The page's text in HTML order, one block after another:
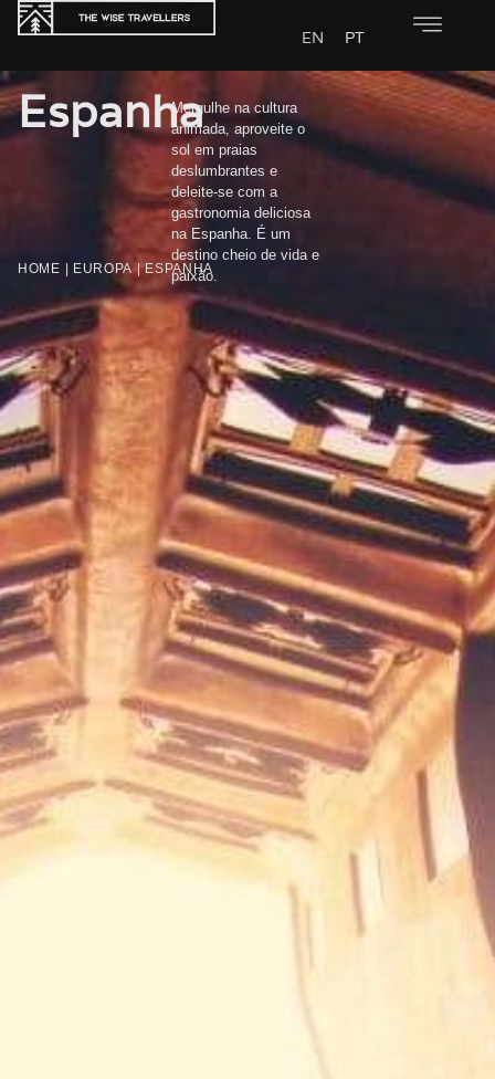
EN PT
HOME EUROPA |ESPANHA
EspanhaMergulhe na cultura
animada, aproveite o
sol em praias
deslumbrantes e
deleite-se com a
gastronomia deliciosa
na Espanha. É um
destino cheio de vida e
paixão.